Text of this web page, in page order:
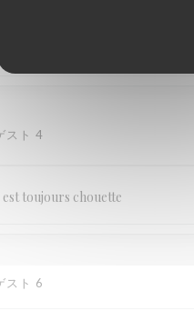
ト 2
スト 4
toujours chouette
スト 6